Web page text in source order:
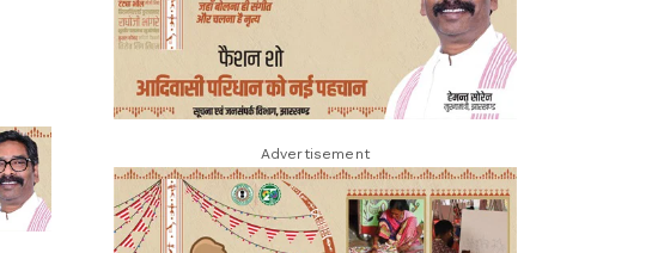
Advertisement